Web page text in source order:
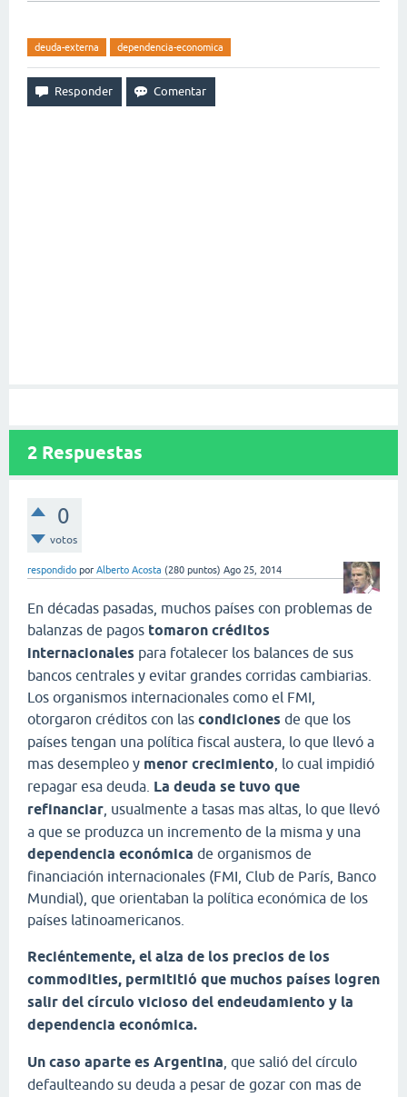
deuda-externa dependencia-economica
2 Respuestas
0
votos
respondido por Alberto Acosta (280 puntos) Ago 25, 2014
En décadas pasadas, muchos países con problemas de
balanzas de pagos tomaron créditos
internacionales para fotalecer los balances de sus
bancos centrales y evitar grandes corridas cambiarias.
Los organismos internacionales como el FMI,
otorgaron créditos con las condiciones de que los
países tengan una política fiscal austera, lo que llevó a
mas desempleo y menor crecimiento , lo cual impidió
repagar esa deuda. La deuda se tuvo que
refinanciar , usualmente a tasas mas altas, lo que llevó
a que se produzca un incremento de la misma y una
dependencia económica de organismos de
financiación internacionales (FMI, Club de París, Banco
Mundial), que orientaban la política económica de los
países latinoamericanos.
Reciéntemente, el alza de los precios de los
commodities, permititió que muchos países logren
salir del círculo vicioso del endeudamiento y la
dependencia económica.
Un caso aparte es Argentina , que salió del círculo
defaulteando su deuda a pesar de gozar con mas de